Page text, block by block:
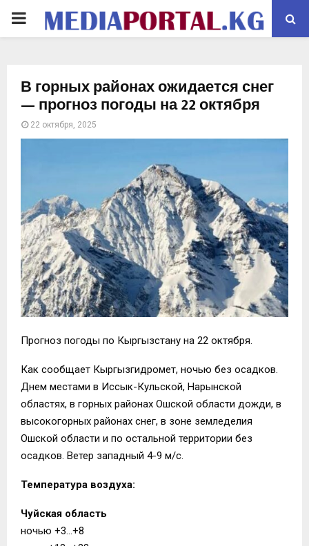
PRIMARY
В горных районах ожидается снег
— прогноз погоды на 22 октября
22 октября, 2025
Прогноз погоды по Кыргызстану на 22 октября.
Как сообщает Кыргызгидромет, ночью без осадков.
Днем местами в Иссык-Кульской, Нарынской
областях, в горных районах Ошской области дожди, в
высокогорных районах снег, в зоне земледелия
Ошской области и по остальной территории без
осадков. Ветер западный 4-9 м/с.
Температура воздуха:
Чуйская область
ночью +3…+8